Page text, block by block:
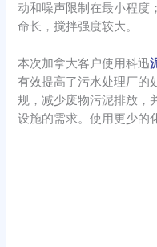
动和噪声限制在最小程度
命长，搅拌强度较大。
本次加拿大客户使用科迅
有效提高了污水处理厂的
规，减少废物污泥排放，
设施的需求。使用更少的